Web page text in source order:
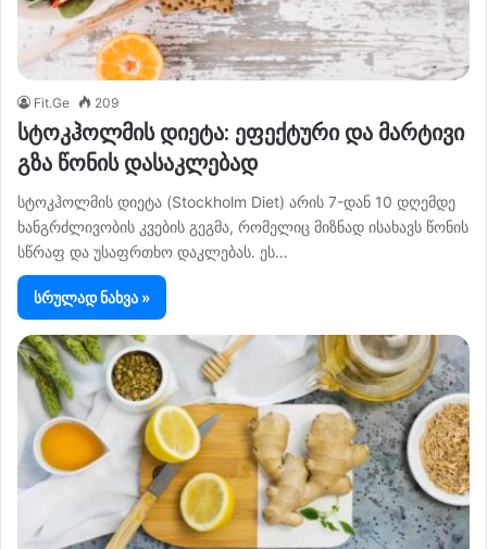
Fit.Ge 209
სტოკჰოლმის დიეტა: ეფექტური და მარტივი
გზა წონის დასაკლებად
სტოკჰოლმის დიეტა (Stockholm Diet) არის 7-დან 10 დღემდე
ხანგრძლივობის კვების გეგმა, რომელიც მიზნად ისახავს წონის
სწრაფ და უსაფრთხო დაკლებას. ეს…
სრულად ნახვა »